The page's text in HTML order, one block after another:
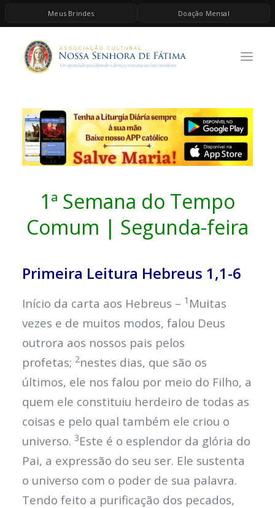
Meus Brindes Doação Mensal
HOME
A ASSOCIAÇÃO
ESPIRITUALIDADE
AS MELHORES MÚSICAS CATÓLICAS
BRINDES
1ª Semana do Tempo
Comum | Segunda-feira
Primeira Leitura Hebreus 1,1-6
Início da carta aos Hebreus – 1 Muitas
vezes e de muitos modos, falou Deus
outrora aos nossos pais pelos
profetas; 2nestes dias, que são os
últimos, ele nos falou por meio do Filho, a
quem ele constituiu herdeiro de todas as
coisas e pelo qual também ele criou o
universo. 3Este é o esplendor da glória do
Pai, a expressão do seu ser. Ele sustenta
o universo com o poder de sua palavra.
Tendo feito a purificação dos pecados,